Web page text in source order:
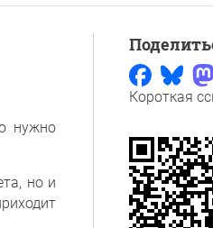
нужно
но и
Короткая